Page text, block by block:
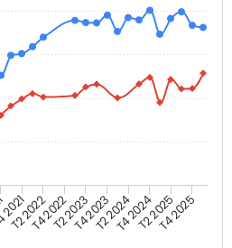
T2 2022T4 2022T2 2023T4 2023T2 2024T4 2024T2 2025T4 2025